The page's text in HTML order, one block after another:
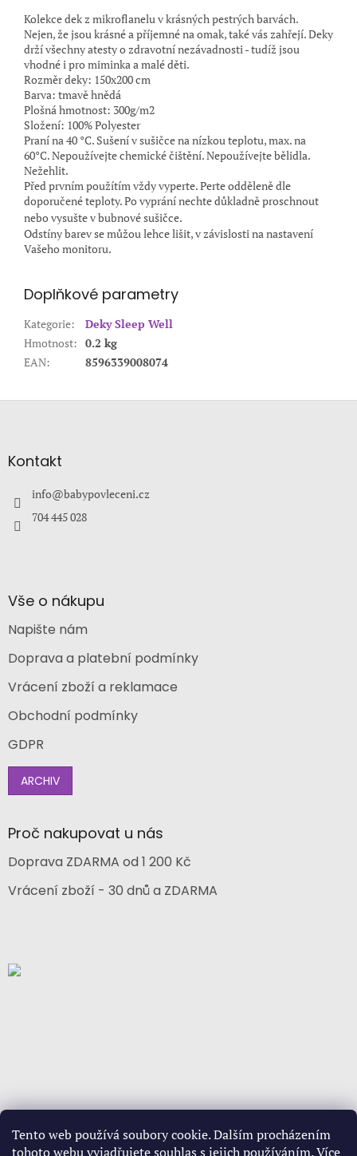
Tento web používá soubory cookie. Dalším procházením
tohoto webu vyjadřujete souhlas s jejich používáním. Více
Kolekce dek z mikroflanelu v krásných pestrých barvách.
Nejen, že jsou krásné a příjemné na omak, také vás zahřejí. Deky
drží všechny atesty o zdravotní nezávadnosti - tudíž jsou
vhodné i pro miminka a malé děti.
Rozměr deky: 150x200 cm
Barva: tmavě hnědá
Plošná hmotnost: 300g/m2
Složení: 100% Polyester
Praní na 40 °C. Sušení v sušičce na nízkou teplotu, max. na
60°C. Nepoužívejte chemické čištění. Nepoužívejte bělidla.
Nežehlit.
Před prvním použítím vždy vyperte. Perte odděleně dle
doporučené teploty. Po vyprání nechte důkladně proschnout
nebo vysušte v bubnové sušičce.
Odstíny barev se můžou lehce lišit, v závislosti na nastavení
Vašeho monitoru.
Doplňkové parametry
Kategorie:
Deky Sleep Well
Hmotnost: 0.2 kg
EAN: 8596339008074
aKontakt
info@babypovleceni.cz
704 445 028
Vše o nákupu
Napište nám
Doprava a platební podmínky
Vrácení zboží a reklamace
Obchodní podmínky
GDPR
ARCHIV
Proč nakupovat u nás
Doprava ZDARMA od 1 200 Kč
Vrácení zboží - 30 dnů a ZDARMA